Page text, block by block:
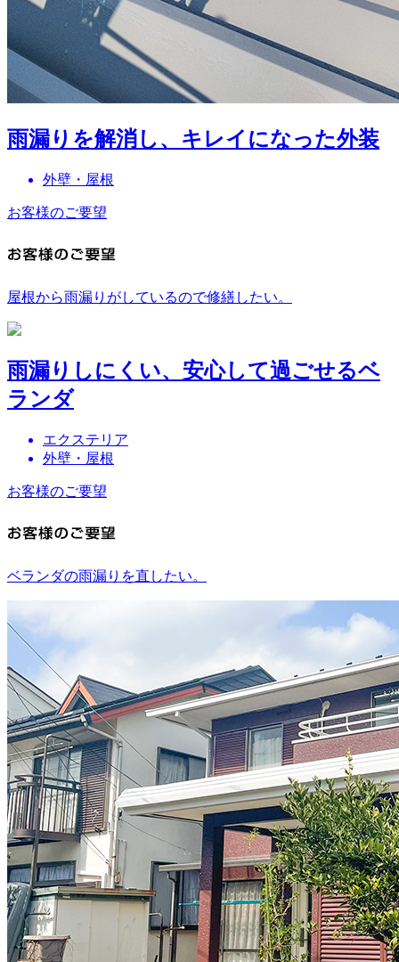
雨漏りを解消し、キレイになった外装
外壁・屋根
お客様のご要望
屋根から雨漏りがしているので修繕したい。
雨漏りしにくい、安心して過ごせるベ
ランダ
エクステリア
外壁・屋根
お客様のご要望
ベランダの雨漏りを直したい。